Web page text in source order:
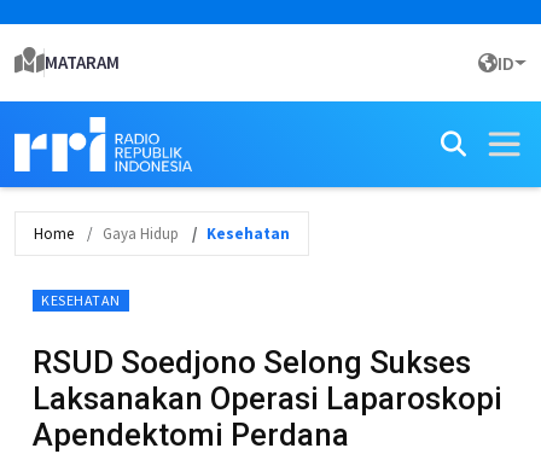
MATARAM ID
Home Gaya Hidup Kesehatan
KESEHATAN
RSUD Soedjono Selong Sukses
Laksanakan Operasi Laparoskopi
Apendektomi Perdana